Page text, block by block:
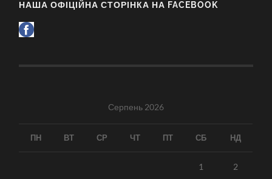
НАША ОФІЦІЙНА СТОРІНКА НА FACEBOOK
Серпень 2026
ПН ВТ СР ЧТ ПТ СБ НД
1 2